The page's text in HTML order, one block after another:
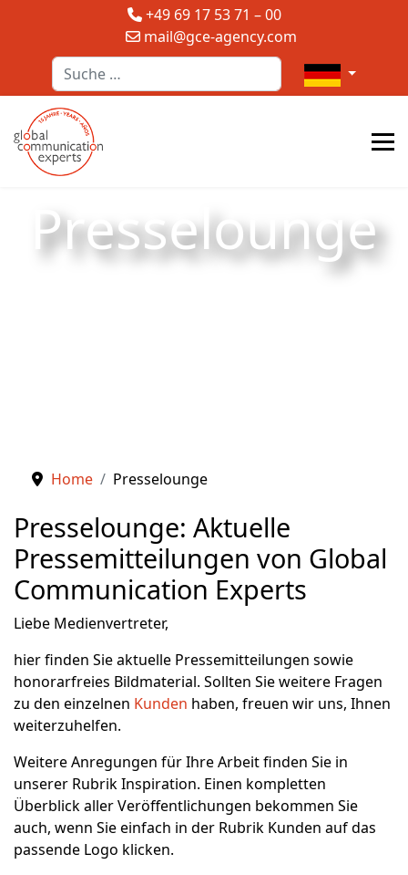
+49 69 17 53 71 – 00
mail@gce-agency.com
Suchen
Sprache
Presselounge
Home Presselounge
Presselounge: Aktuelle
Pressemitteilungen von Global
Communication Experts
Liebe Medienvertreter,
hier finden Sie aktuelle Pressemitteilungen sowie
honorarfreies Bildmaterial. Sollten Sie weitere Fragen
zu den einzelnen Kunden haben, freuen wir uns, Ihnen
weiterzuhelfen.
Weitere Anregungen für Ihre Arbeit finden Sie in
unserer Rubrik Inspiration. Einen kompletten
Überblick aller Veröffentlichungen bekommen Sie
auch, wenn Sie einfach in der Rubrik Kunden auf das
passende Logo klicken.